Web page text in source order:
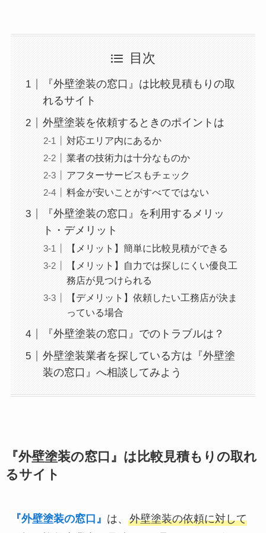
目次
『外壁塗装の窓口』は比較見積もりの取
れるサイト
外壁塗装を依頼するときのポイントは
対応エリア内にあるか
業者の技術力は十分なものか
アフターサービスもチェック
料金が安いことがすべてではない
『外壁塗装の窓口』を利用するメリッ
ト・デメリット
【メリット】簡単に比較見積ができる
【メリット】自力では探しにくい優良工
務店が見つけられる
【デメリット】依頼したい工務店が決ま
っている場合
『外壁塗装の窓口』でのトラブルは？
外壁塗装業者を探している方は『外壁塗
装の窓口』へ相談してみよう
『外壁塗装の窓口』は比較見積もりの取れ
るサイト
『外壁塗装の窓口』 は、 外壁塗装の依頼に対して